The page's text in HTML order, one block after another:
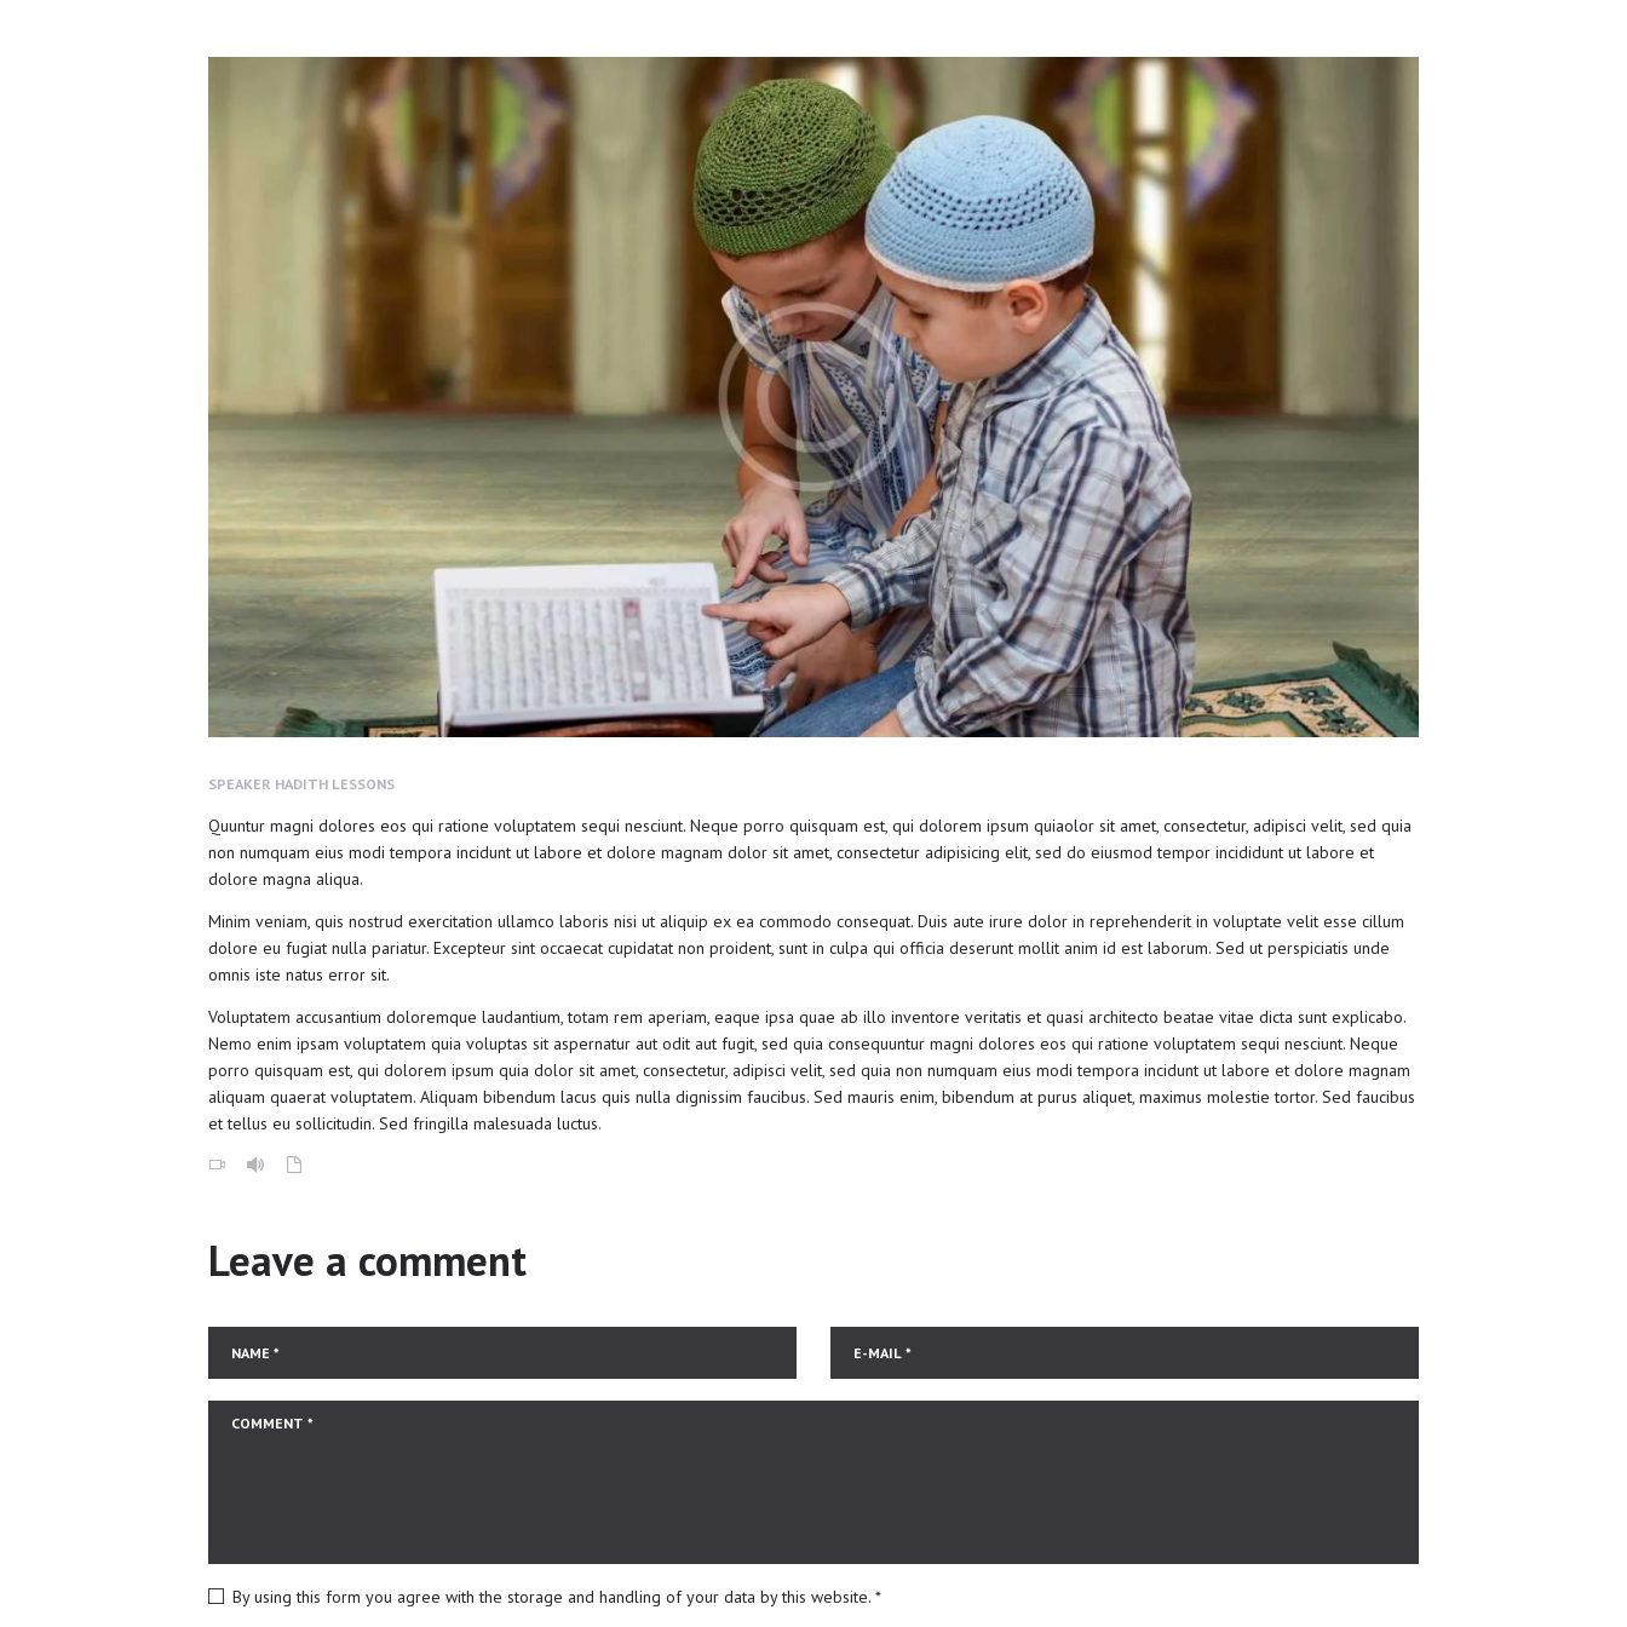
SPEAKER HADITH LESSONS
Quuntur magni dolores eos qui ratione voluptatem sequi nesciunt. Neque porro quisquam est, qui dolorem ipsum quiaolor sit amet, consectetur, adipisci velit, sed quia
non numquam eius modi tempora incidunt ut labore et dolore magnam dolor sit amet, consectetur adipisicing elit, sed do eiusmod tempor incididunt ut labore et
dolore magna aliqua.
Minim veniam, quis nostrud exercitation ullamco laboris nisi ut aliquip ex ea commodo consequat. Duis aute irure dolor in reprehenderit in voluptate velit esse cillum
dolore eu fugiat nulla pariatur. Excepteur sint occaecat cupidatat non proident, sunt in culpa qui officia deserunt mollit anim id est laborum. Sed ut perspiciatis unde
omnis iste natus error sit.
Voluptatem accusantium doloremque laudantium, totam rem aperiam, eaque ipsa quae ab illo inventore veritatis et quasi architecto beatae vitae dicta sunt explicabo.
Nemo enim ipsam voluptatem quia voluptas sit aspernatur aut odit aut fugit, sed quia consequuntur magni dolores eos qui ratione voluptatem sequi nesciunt. Neque
porro quisquam est, qui dolorem ipsum quia dolor sit amet, consectetur, adipisci velit, sed quia non numquam eius modi tempora incidunt ut labore et dolore magnam
aliquam quaerat voluptatem. Aliquam bibendum lacus quis nulla dignissim faucibus. Sed mauris enim, bibendum at purus aliquet, maximus molestie tortor. Sed faucibus
et tellus eu sollicitudin. Sed fringilla malesuada luctus.
Leave a comment
By using this form you agree with the storage and handling of your data by this website. *